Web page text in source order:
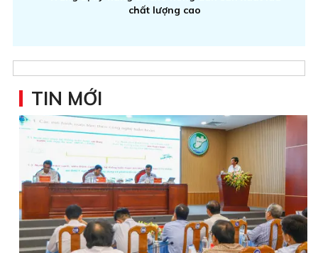
chất lượng cao
TIN MỚI